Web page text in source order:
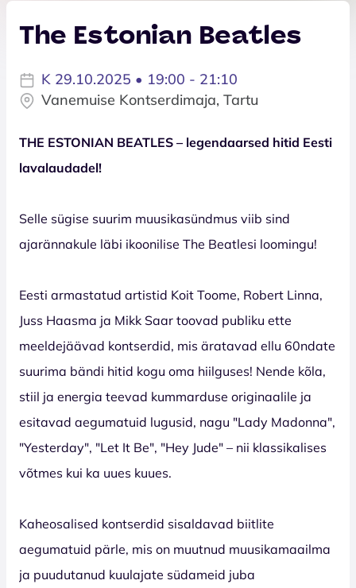
The Estonian Beatles
K 29.10.2025 • 19:00 - 21:10
Vanemuise Kontserdimaja, Tartu
THE ESTONIAN BEATLES – legendaarsed hitid Eesti
lavalaudadel!
Selle sügise suurim muusikasündmus viib sind
ajarännakule läbi ikoonilise The Beatlesi loomingu!
Eesti armastatud artistid Koit Toome, Robert Linna,
Juss Haasma ja Mikk Saar toovad publiku ette
meeldejäävad kontserdid, mis äratavad ellu 60ndate
suurima bändi hitid kogu oma hiilguses! Nende kõla,
stiil ja energia teevad kummarduse originaalile ja
esitavad aegumatuid lugusid, nagu "Lady Madonna",
"Yesterday", "Let It Be", "Hey Jude" – nii klassikalises
võtmes kui ka uues kuues.
Kaheosalised kontserdid sisaldavad biitlite
aegumatuid pärle, mis on muutnud muusikamaailma
ja puudutanud kuulajate südameid juba